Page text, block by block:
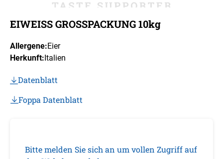
EIWEISS GROSSPACKUNG 10kg
Allergene:Eier
Herkunft: Italien
Datenblatt
Foppa Datenblatt
Bitte melden Sie sich an um vollen Zugriff auf